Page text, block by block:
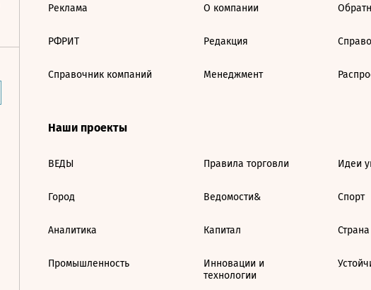
Реклама
РФРИТ
Справочник компаний
О компании
Редакция
Менеджмент
Наши проекты
ВЕДЫ
Город
Аналитика
Промышленность
Правила торговли
Ведомости&
Капитал
Инновации и
технологии
Идеи
Спорт
Страна